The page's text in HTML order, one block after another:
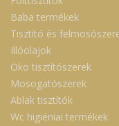
Baba termékek
Tisztító és
Illóolajok
Öko tisztítószerek
Mosogatószerek
Ablak tisztítók
Wc higiéniai termékek